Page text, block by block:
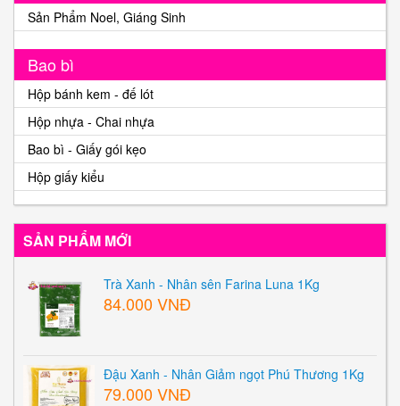
Sản Phẩm Noel, Giáng Sinh
Bao bì
Hộp bánh kem - đế lót
Hộp nhựa - Chai nhựa
Bao bì - Giấy gói kẹo
Hộp giấy kiểu
SẢN PHẨM MỚI
Trà Xanh - Nhân sên Farina Luna 1Kg
84.000 VNĐ
Đậu Xanh - Nhân Giảm ngọt Phú Thương 1Kg
79.000 VNĐ